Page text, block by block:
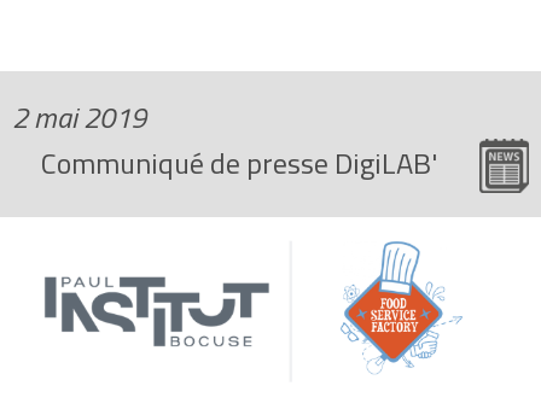
2 mai 2019
Communiqué de presse DigiLAB'